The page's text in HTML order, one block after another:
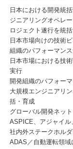
日本における開発統
ジニアリングオペレ
ロジェクト遂行を統
日本市場向けの技術
組織のパフォーマン
日本市場における技
実行
開発組織のパフォー
大規模エンジニアリ
括・育成
グローバル開発ネッ
ASPICE、アジャイル
社内外ステークホル
ADAS／自動運転領